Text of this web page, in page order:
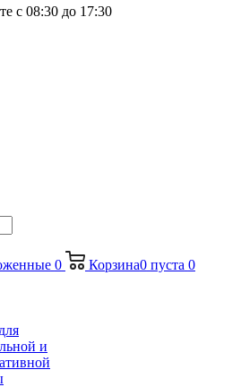
с 08:30 до 17:30
0 Корзина0 пуста 0
и